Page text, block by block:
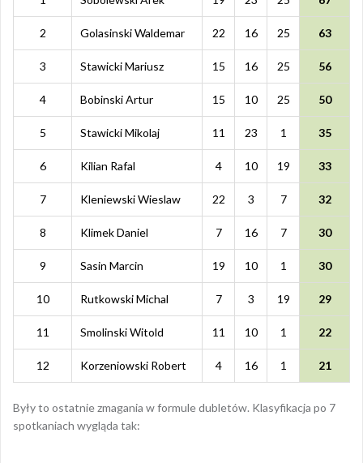
2 Golasinski Waldemar 22 16 25 63
3 Stawicki Mariusz 15 16 25 56
4 Bobinski Artur 15 10 25 50
5 Stawicki Mikolaj 11 23 1 35
6 Kilian Rafal 4 10 19 33
7 Kleniewski Wieslaw 22 3 7 32
8 Klimek Daniel 7 16 7 30
9 Sasin Marcin 19 10 1 30
10 Rutkowski Michal 7 3 19 29
11 Smolinski Witold 11 10 1 22
12 Korzeniowski Robert 4 16 1 21
Były to ostatnie zmagania w formule dubletów. Klasyfikacja po 7
spotkaniach wygląda tak: